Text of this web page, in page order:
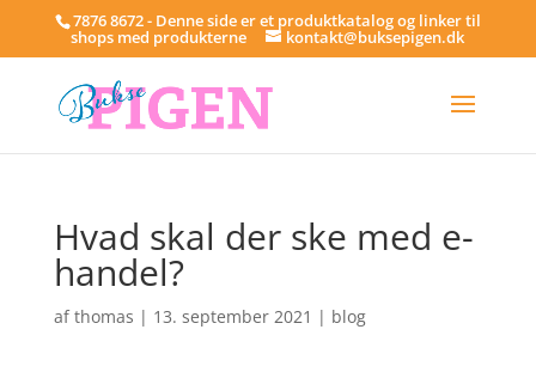
7876 8672 - Denne side er et produktkatalog og linker til
shops med produkterne kontakt@buksepigen.dk
Hvad skal der ske med e-
handel?
afthomas | 13. september 2021 | blog